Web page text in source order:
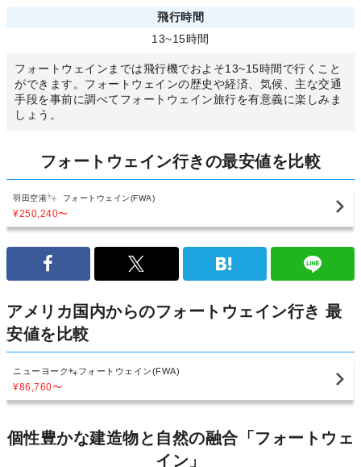
飛行時間
13~15時間
フォートウェインまでは飛行機でおよそ13~15時間で行くこと
ができます。フォートウェインの歴史や経済、気候、主な交通
手段を事前に調べてフォートウェイン旅行を有意義に楽しみま
しょう。
フォートウェイン行きの最安値を比較
羽田空港 フォートウェイン(FWA)
¥250,240〜
アメリカ国内からのフォートウェイン行き 最
安値を比較
ニューヨーク フォートウェイン(FWA)
¥86,760〜
個性豊かな建造物と自然の融合「フォートウェ
イン」